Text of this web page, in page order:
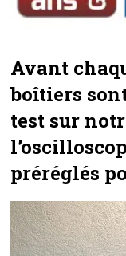
Avant
boîtiers
test sur
préréglés